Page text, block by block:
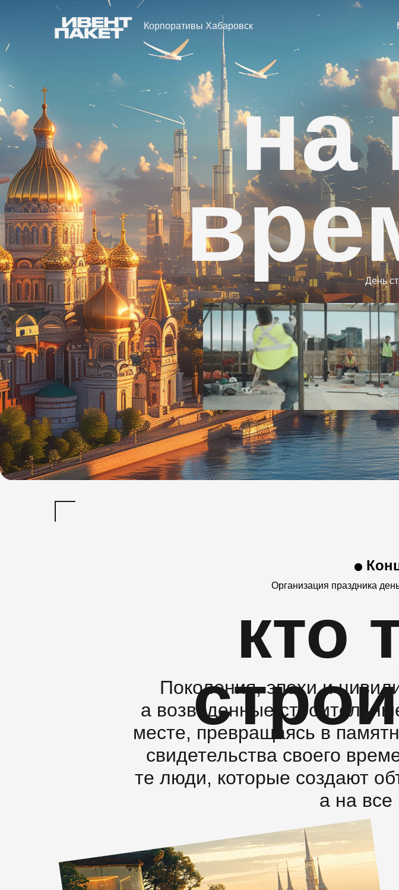
Корпоративы Хабаровск
на
День
кто
Поколения, эпохи и
а возведенные
месте, превращаясь в
свидетельства своего
те люди, которые создают
а на
Организация праздника